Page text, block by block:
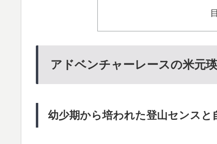
アドベンチャーレースの米元
幼少期から培われた登山センスと